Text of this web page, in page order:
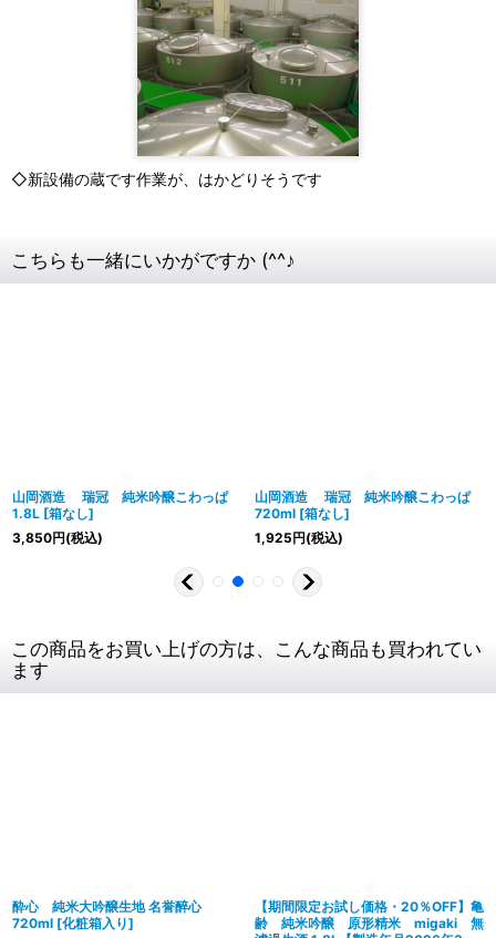
◇新設備の蔵です作業が、はかどりそうです
こちらも一緒にいかがですか (^^♪
山岡酒造 瑞冠 純米吟醸こわっぱ
1.8L [箱なし]
3,850円(税込)
山岡酒造 瑞冠 純米吟醸こわっぱ
720ml [箱なし]
1,925円(税込)
この商品をお買い上げの方は、こんな商品も買われてい
ます
酔心 純米大吟醸生地 名誉醉心
720ml [化粧箱入り]
【期間限定お試し価格・20％OFF】亀
齢 純米吟醸 原形精米 migaki 無